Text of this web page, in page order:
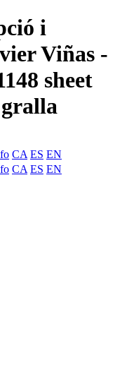
i
Viñas -
sheet
CA ES EN
CA ES EN